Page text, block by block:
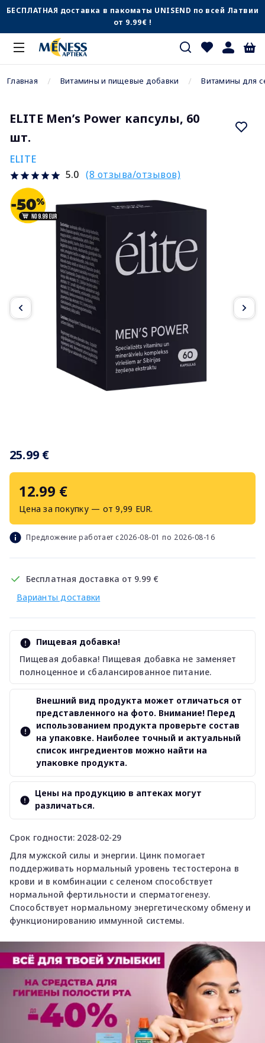
БЕСПЛАТНАЯ доставка в пакоматы UNISEND по всей Латвии
от 9.99€ !
Главная Витамины и пищевые добавки Витамины для
ELITE Men’s Power капсулы, 60
шт.
ELITE
5.0 (8 отзыва/отзывов)
25.99 €
12.99 €
Цена за покупку — от 9,99 EUR.
Предложение работает с2026-08-01 по 2026-08-16
Бесплатная доставка от 9.99 €
Варианты доставки
Срок годности: 2028-02-29
Для мужской силы и энергии. Цинк помогает
поддерживать нормальный уровень тестостерона в
крови и в комбинации с селеном способствует
нормальной фертильности и сперматогенезу.
Способствует нормальному энергетическому обмену и
функционированию иммунной системы.
Пищевая добавка!
Пищевая добавка! Пищевая добавка не заменяет
полноценное и сбалансированное питание.
Внешний вид продукта может отличаться от
представленного на фото. Внимание! Перед
использованием продукта проверьте состав
на упаковке. Наиболее точный и актуальный
список ингредиентов можно найти на
упаковке продукта.
Цены на продукцию в аптеках могут
различаться.